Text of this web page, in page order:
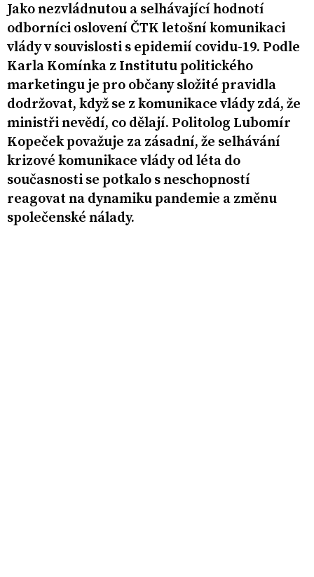
Jako nezvládnutou a selhávající hodnotí
odborníci oslovení ČTK letošní komunikaci
vlády v souvislosti s epidemií covidu-19. Podle
Karla Komínka z Institutu politického
marketingu je pro občany složité pravidla
dodržovat, když se z komunikace vlády zdá, že
ministři nevědí, co dělají. Politolog Lubomír
Kopeček považuje za zásadní, že selhávání
krizové komunikace vlády od léta do
současnosti se potkalo s neschopností
reagovat na dynamiku pandemie a změnu
společenské nálady.